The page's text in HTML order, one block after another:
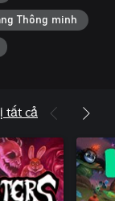
Thông minh
tất cả